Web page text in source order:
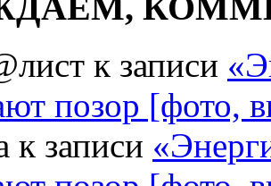
к записи
позор [фото,
к записи